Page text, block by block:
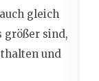
gleich
größer sind,
und